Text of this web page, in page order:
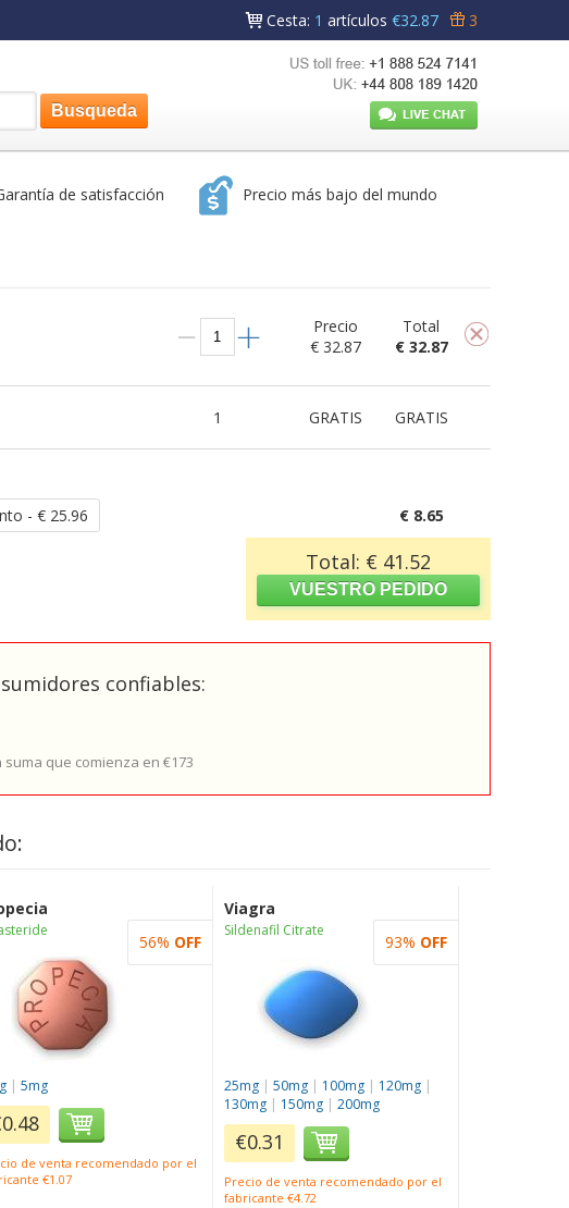
Cesta: 1 artículos €32.87 3
de satisfacción Precio más bajo del mundo
Precio
€ 32.87
Total
€ 32.87
1 GRATIS GRATIS
- € 25.96 € 8.65
Total: € 41.52
confiables:
que comienza en €173
| 5mg
de venta recomendado por el
€1.07
56% OFF
Viagra
Sildenafil Citrate
25mg |50mg | 100mg | 120mg |
130mg | 150mg |200mg
€0.31
Precio de venta recomendado por el
fabricante €4.72
93% OFF